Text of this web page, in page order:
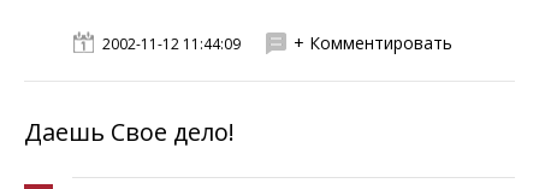
2002-11-12 11:44:09 + Комментировать
Даешь Свое дело!